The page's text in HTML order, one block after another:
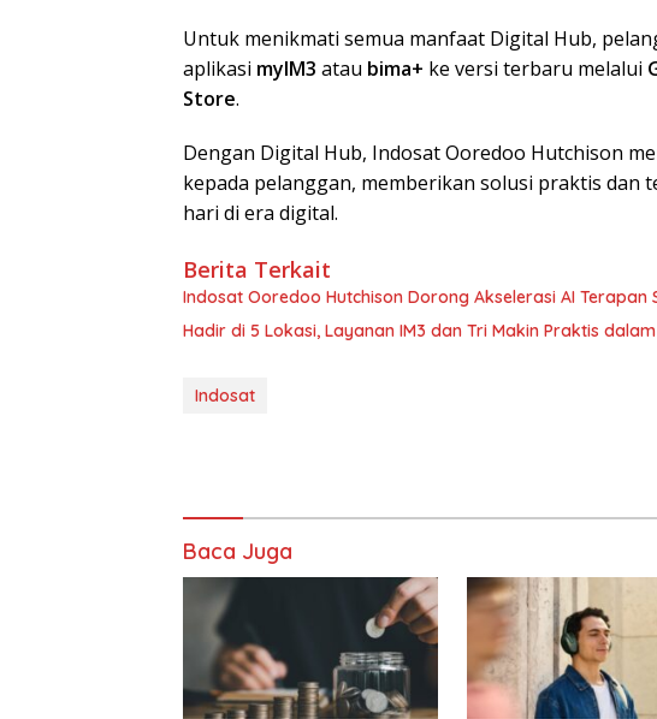
Untuk menikmati semua manfaat Digital Hub,
aplikasi myIM3 atau bima+ ke versi terbaru melalui
Store.
Dengan Digital Hub, Indosat Ooredoo Hutchison
kepada pelanggan, memberikan solusi praktis
hari di era digital.
Berita Terkait
Indosat Ooredoo Hutchison Dorong Akselerasi AI Terapan
Hadir di 5 Lokasi, Layanan IM3 dan Tri Makin Praktis
Indosat
Baca Juga